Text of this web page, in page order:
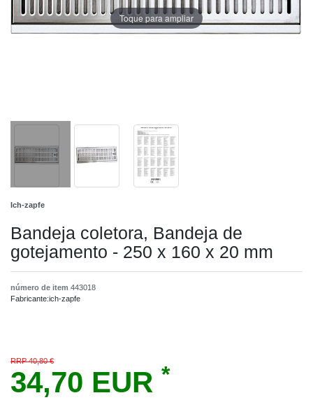
Toque para ampliar
Ich-zapfe
Bandeja coletora, Bandeja de
gotejamento - 250 x 160 x 20 mm
número de item 443018
Fabricante:ich-zapfe
RRP 40,80 €
34,70 EUR *